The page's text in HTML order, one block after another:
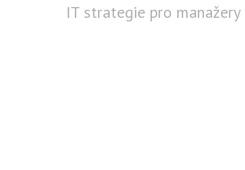
IT strategie pro manažery